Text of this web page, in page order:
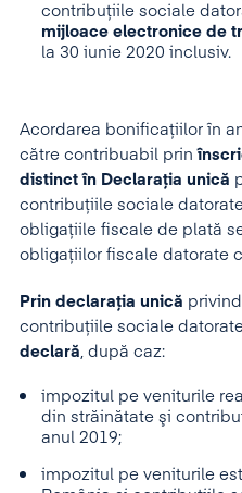
contribuțiile sociale
mijloace electronice de
la 30 iunie 2020 inclusiv.
Acordarea bonificațiilor în
către contribuabil prin
distinct în Declaraţia unică
contribuţiile sociale
obligațiile fiscale de plată
obligațiilor fiscale datorate
Prin declarația unică
contribuțiile sociale
declară, după caz:
impozitul pe veniturile
din străinătate şi
anul 2019;
impozitul pe veniturile